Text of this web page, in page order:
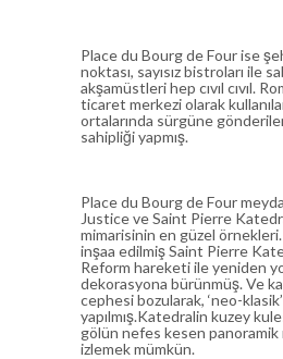
Place du Bourg de Four ise
noktası, sayısız bistroları ile
akşamüstleri hep cıvıl cıvıl.
ticaret merkezi olarak
ortalarında sürgüne
sahipliği yapmış.
Place du Bourg de Four
Justice ve Saint Pierre
mimarisinin en güzel örnekleri.
inşaa edilmiş Saint Pierre
Reform hareketi ile yeniden
dekorasyona bürünmüş. Ve
cephesi bozularak, ‘neo-
yapılmış.Katedralin kuzey
gölün nefes kesen panoramik
izlemek mümkün.